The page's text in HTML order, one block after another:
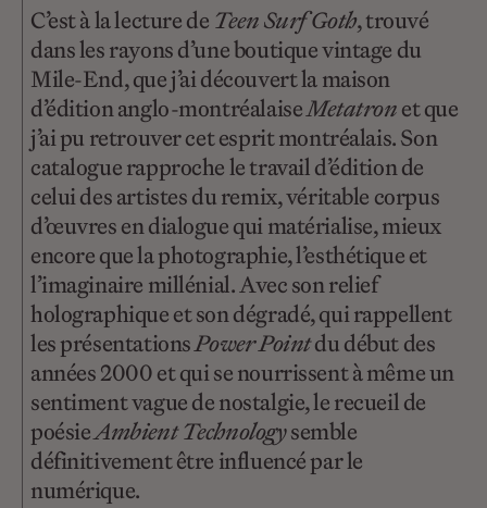
C’est à la lecture de Teen Surf Goth, trouvé
dans les rayons d’une boutique vintage du
Mile-End, que j’ai découvert la maison
d’édition anglo-montréalaiseMetatronet que
j’ai pu retrouver cet esprit montréalais. Son
catalogue rapproche le travail d’édition de
celui des artistes du remix, véritable corpus
d’œuvres en dialogue qui matérialise, mieux
encore que la photographie, l’esthétique et
l’imaginaire millénial. Avec son relief
holographique et son dégradé, qui rappellent
les présentationsPower Pointdu début des
années 2000 et qui se nourrissent à même un
sentiment vague de nostalgie, le recueil de
poésieAmbient Technologysemble
définitivement être influencé par le
numérique.